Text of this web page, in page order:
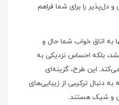
را برای شما فراهم
به اتاق خواب شما حال و
بلکه احساس نزدیکی به
این طرح، گزینه‌ای
دنبال ترکیبی از زیبایی‌های
و شیک هستند.